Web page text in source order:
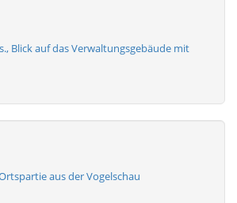
Blick auf das Verwaltungsgebäude mit
aus der Vogelschau